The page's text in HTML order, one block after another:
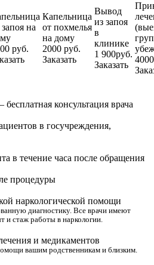
запоя на
руб.
Капельница
от похмелья
на дому
2000 руб.
Заказать
Вывод
из запоя
в
клинике
1 900руб.
Заказать
консультация врача
в госучреждения,
в течение часа после обращения
процедуры
наркологической помощи
диагностику. Все врачи имеют
и стаж работы в наркологии.
и медикаментов
вашим родственникам и близким.